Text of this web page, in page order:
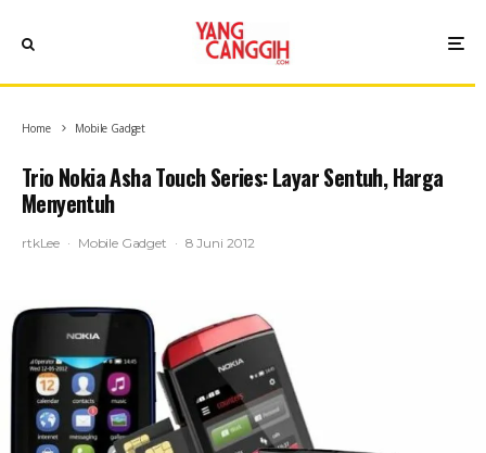
Home Mobile Gadget
Trio Nokia Asha Touch Series: Layar Sentuh, Harga
Menyentuh
rtkLee · Mobile Gadget · 8 Juni 2012